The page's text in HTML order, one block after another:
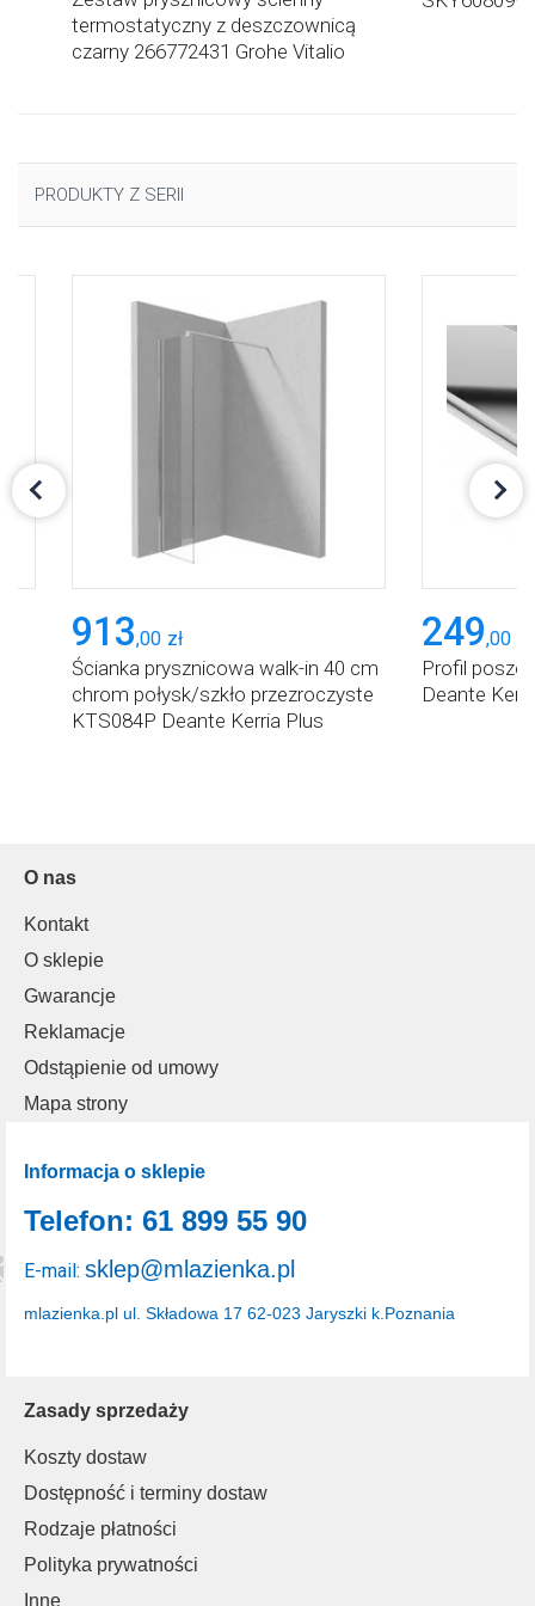
termostatyczny z deszczownicą
czarny 266772431 Grohe Vitalio
PRODUKTY Z SERII
913,00 zł
Ścianka prysznicowa walk-in 40 cm
chrom połysk/szkło przezroczyste
KTS084P Deante Kerria Plus
249,00
Profil
Deante
O nas
Kontakt
O sklepie
Gwarancje
Reklamacje
Odstąpienie od umowy
Mapa strony
Zasady sprzedaży
Koszty dostaw
Dostępność i terminy dostaw
Rodzaje płatności
Polityka prywatności
Inne
Informacja o sklepie
mlazienka.pl ul. Składowa 17 62-023 Jaryszki k.Poznania
Telefon: 61 899 55 90
E-mail: sklep@mlazienka.pl